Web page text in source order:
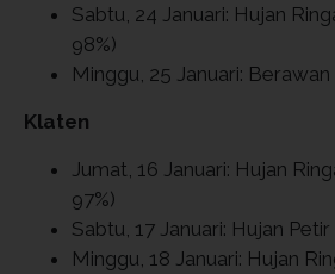
Sabtu, 24 Januari: Hujan
98%)
Minggu, 25 Januari: Berawan
Klaten
Jumat, 16 Januari: Hujan
97%)
Sabtu, 17 Januari: Hujan Petir
Minggu, 18 Januari: Hujan